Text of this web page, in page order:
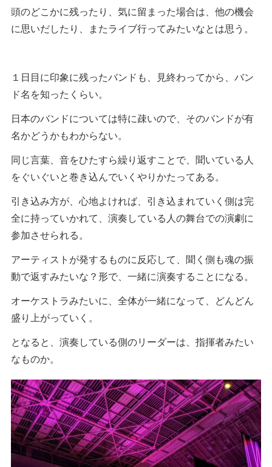
頭のどこかに残ったり、気に留まった場合は、他の機会
に思いだしたり、またライブ行ってみたいなとは思う。
１日目に印象に残ったバンドも、見終わってから、バン
ド名を知ったくらい。
日本のバンドについては特に疎いので、そのバンドが有
名かどうかもわからない。
同じ言葉、音をひたすら繰り返すことで、聞いている人
をぐいぐいと巻き込んでいくやりかたってある。
引き込み方が、心地よければ、引き込まれていく側は完
全に持っていかれて、演奏している人の舞台での演劇に
参加させられる。
アーティストが発するものに反応して、聞く側も魂の振
動で返すみたいな？形で、一緒に演奏することになる。
オーケストラみたいに、全体が一緒になって、どんどん
盛り上がっていく。
となると、演奏している側のリーダーは、指揮者みたい
なものか。